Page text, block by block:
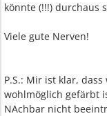
könnte (!!!) durchaus
Viele gute Nerven!
P.S.: Mir ist klar,
wohlmöglich gefärbt
NAchbar nicht